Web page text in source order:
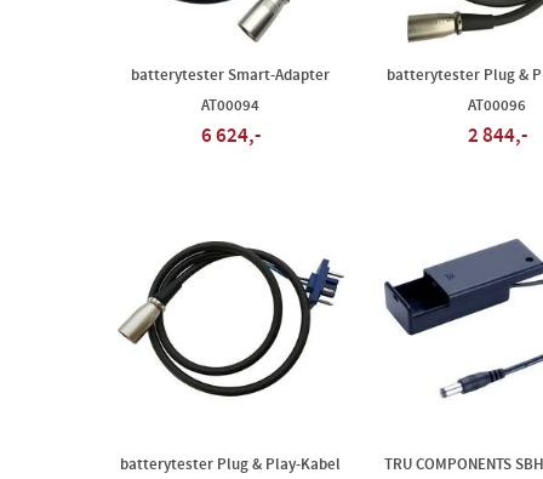
batterytester Smart-Adapter
AT00094
6 624,-
batterytester Plug &
AT00096
2 844,-
batterytester Plug & Play-Kabel
TRU COMPONENTS